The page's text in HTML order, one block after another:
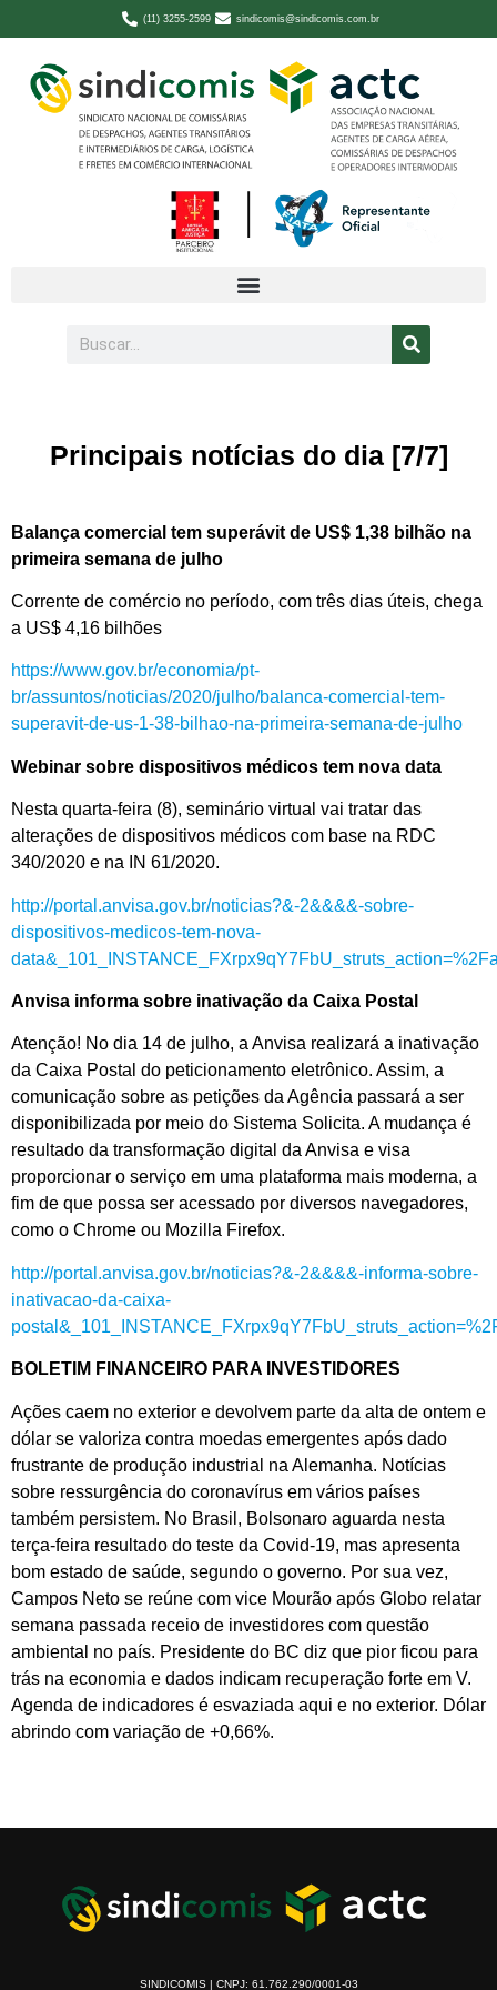
(11) 3255-2599 sindicomis@sindicomis.com.br
Principais notícias do dia [7/7]
Balança comercial tem superávit de US$ 1,38 bilhão na
primeira semana de julho
Corrente de comércio no período, com três dias úteis, chega
a US$ 4,16 bilhões
https://www.gov.br/economia/pt-
br/assuntos/noticias/2020/julho/balanca-comercial-tem-
superavit-de-us-1-38-bilhao-na-primeira-semana-de-julho
Webinar sobre dispositivos médicos tem nova data
Nesta quarta-feira (8), seminário virtual vai tratar das
alterações de dispositivos médicos com base na RDC
340/2020 e na IN 61/2020.
http://portal.anvisa.gov.br/noticias?&-2&&&&-sobre-
dispositivos-medicos-tem-nova-
Anvisa informa sobre inativação da Caixa Postal
Atenção! No dia 14 de julho, a Anvisa realizará a inativação
da Caixa Postal do peticionamento eletrônico. Assim, a
comunicação sobre as petições da Agência passará a ser
disponibilizada por meio do Sistema Solicita. A mudança é
resultado da transformação digital da Anvisa e visa
proporcionar o serviço em uma plataforma mais moderna, a
fim de que possa ser acessado por diversos navegadores,
como o Chrome ou Mozilla Firefox.
http://portal.anvisa.gov.br/noticias?&-2&&&&-informa-sobre-
inativacao-da-caixa-
BOLETIM FINANCEIRO PARA INVESTIDORES
Ações caem no exterior e devolvem parte da alta de ontem e
dólar se valoriza contra moedas emergentes após dado
frustrante de produção industrial na Alemanha. Notícias
sobre ressurgência do coronavírus em vários países
também persistem. No Brasil, Bolsonaro aguarda nesta
terça-feira resultado do teste da Covid-19, mas apresenta
bom estado de saúde, segundo o governo. Por sua vez,
Campos Neto se reúne com vice Mourão após Globo relatar
semana passada receio de investidores com questão
ambiental no país. Presidente do BC diz que pior ficou para
trás na economia e dados indicam recuperação forte em V.
Agenda de indicadores é esvaziada aqui e no exterior. Dólar
abrindo com variação de +0,66%.
SINDICOMIS | CNPJ: 61.762.290/0001-03